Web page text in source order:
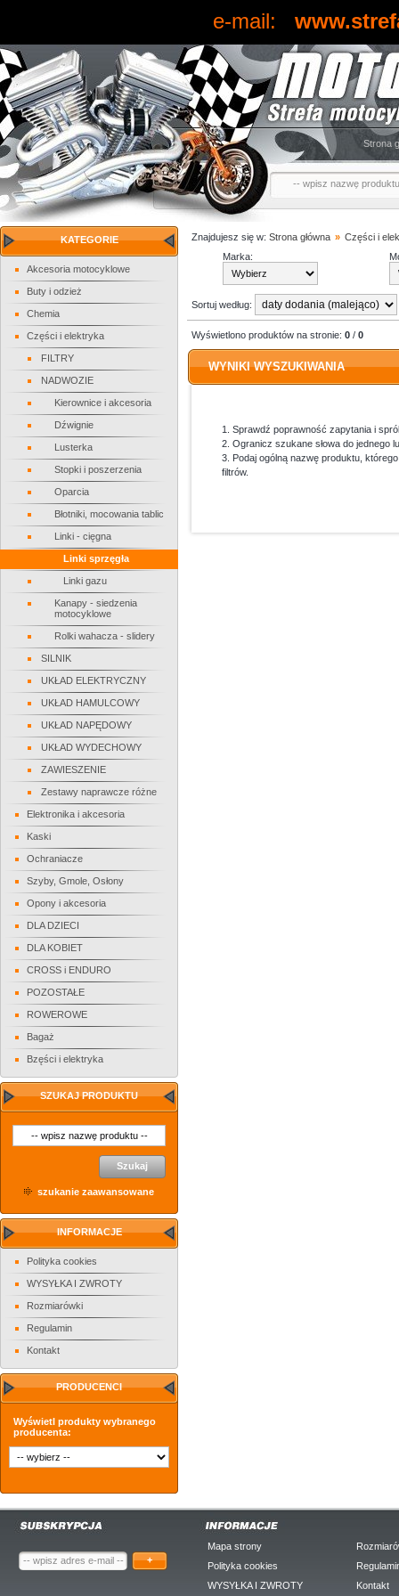
e-mail:
Strona
KATEGORIE
Akcesoria motocyklowe
Buty i odzież
Chemia
Części i elektryka
FILTRY
NADWOZIE
Kierownice i akcesoria
Dźwignie
Lusterka
Stopki i poszerzenia
Oparcia
Błotniki, mocowania tablic
Linki - cięgna
Linki sprzęgła
Linki gazu
Kanapy - siedzenia
motocyklowe
Rolki wahacza - slidery
SILNIK
UKŁAD ELEKTRYCZNY
UKŁAD HAMULCOWY
UKŁAD NAPĘDOWY
UKŁAD WYDECHOWY
ZAWIESZENIE
Zestawy naprawcze różne
Elektronika i akcesoria
Kaski
Ochraniacze
Szyby, Gmole, Osłony
Opony i akcesoria
DLA DZIECI
DLA KOBIET
CROSS i ENDURO
POZOSTAŁE
ROWEROWE
Bagaż
Bzęści i elektryka
SZUKAJ PRODUKTU
Szukaj
szukanie zaawansowane
INFORMACJE
Polityka cookies
WYSYŁKA I ZWROTY
Rozmiarówki
Regulamin
Kontakt
PRODUCENCI
Wyświetl produkty wybranego
producenta:
Znajdujesz się w: Strona główna » Części i
Marka:
Sortuj według:
Wyświetlono produktów na stronie: 0 / 0
WYNIKI WYSZUKIWANIA
1. Sprawdź poprawność zapytania i
2. Ogranicz szukane słowa do jednego
3. Podaj ogólną nazwę produktu,
filtrów.
+
Mapa strony
Polityka cookies
WYSYŁKA I ZWROTY
Kontakt